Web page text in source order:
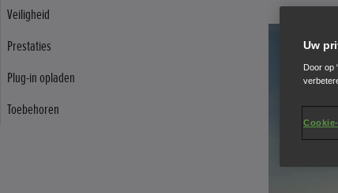
Veiligheid
Prestaties
Plug-in opladen
Toebehoren
Uw
Door op